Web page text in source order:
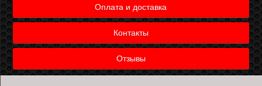
Оплата и доставка
Контакты
Отзывы